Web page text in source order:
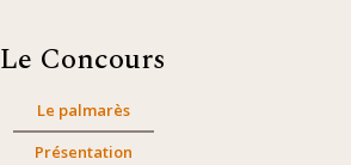
Le Concours
Le palmarès
Présentation